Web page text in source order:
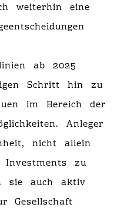
weiterhin eine
ab 2025
Schritt hin zu
im Bereich der
Anleger
nicht allein
zu
sie auch aktiv
Gesellschaft